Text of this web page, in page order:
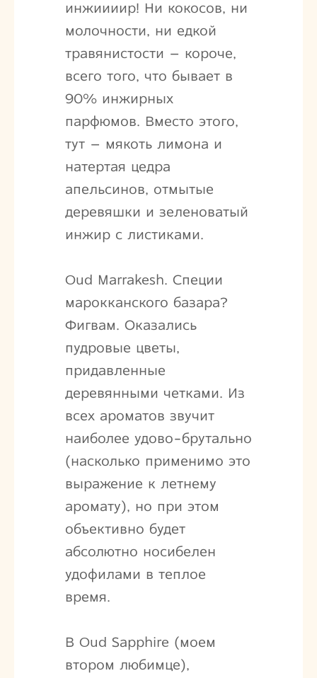
инжиииир! Ни кокосов, ни
молочности, ни едкой
травянистости – короче,
всего того, что бывает в
90% инжирных
парфюмов. Вместо этого,
тут – мякоть лимона и
натертая цедра
апельсинов, отмытые
деревяшки и зеленоватый
инжир с листиками.
Oud Marrakesh. Специи
марокканского базара?
Фигвам. Оказались
пудровые цветы,
придавленные
деревянными четками. Из
всех ароматов звучит
наиболее удово-брутально
(насколько применимо это
выражение к летнему
аромату), но при этом
объективно будет
абсолютно носибелен
удофилами в теплое
время.
В Oud Sapphire (моем
втором любимце),